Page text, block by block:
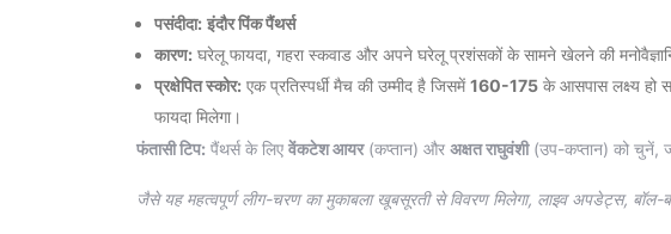
पसंदीदा: इंदौर पिंक पैंथर्स
कारण: घरेलू फायदा, गहरा स्कवाड और अपने घरेलू प्रशंसकों के सामने खेलने की
प्रक्षेपित स्कोर: एक प्रतिस्पर्धी मैच की उम्मीद है जिसमें160-175 के आसपास लक्ष्य हो
फायदा मिलेगा।
फंतासी टिप: पैंथर्स के लिए वेंकटेश आयर(कप्तान) और अक्षत राघुवंशी(उप-कप्तान) को चुनें,
जैसे यह महत्वपूर्ण लीग-चरण का मुकाबला खूबसूरती से विवरण मिलेगा, लाइव अपडेट्स, बॉल-